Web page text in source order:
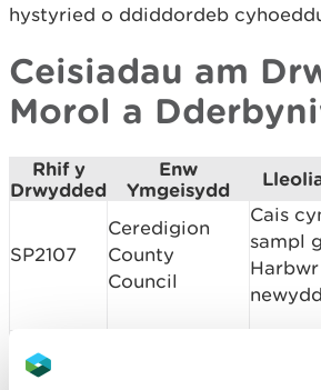
hystyried o ddiddordeb
Ceisiadau am
Morol a
Rhif y
Drwydded
Enw
Ymgeisydd
SP2107
Ceredigion
County
Council
Cais
sampl
Harbwr
newydd
SP2109